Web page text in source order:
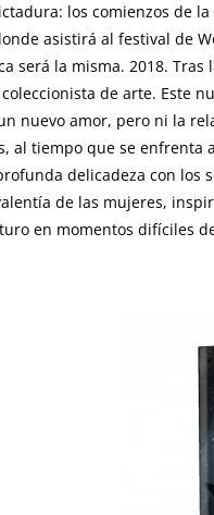
los comienzos de
asistirá al festival de
será la misma. 2018.
de arte. Este
nuevo amor, pero ni la
al tiempo que se enfrenta
delicadeza con los
de las mujeres,
en momentos difíciles